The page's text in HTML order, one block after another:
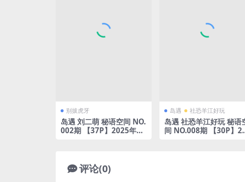
别拔虎牙
岛遇 刘二萌 秘语空间 NO.
002期 【37P】2025年完
岛遇 社恐羊江好玩
岛遇 社恐羊江好玩 秘语
间 NO.008期 【30P】
评论(0)